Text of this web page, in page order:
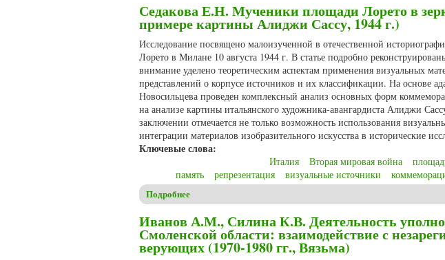
Седакова Е.Н. Мученики площади Лорето в
примере картины Алиджи Сассу, 1944 г.)
Исследование посвящено малоизученной в отечественной
Лорето в Милане 10 августа 1944 г. В статье подробно
внимание уделено теоретическим аспектам применения визуальных
представлений о корпусе источников и их классификации. На основе
Новосильцева проведен комплексный анализ основных форм
на анализе картины итальянского художника-авангардиста Алиджи
заключении отмечается не только возможность использования
интеграции материалов изобразительного искусства в исторические
Ключевые слова:
Италия Вторая мировая война
память
репрезентация визуальные источники
Подробнее
Иванов А.М., Силина К.В. Деятельность
Смоленской области: взаимодействие с
верующих (1970-1980 гг., Вязьма)